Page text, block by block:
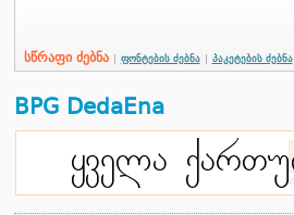
სწრაფი ძებნა ფონტების ძებნა პაკეტების ძებნა
BPG DedaEna